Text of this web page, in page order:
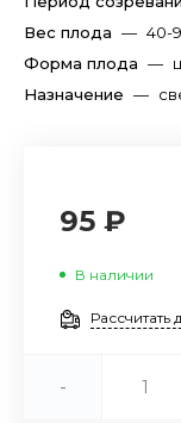
Вес плода — 40-
Форма плода —
Назначение —
95 ₽
В наличии
Рассчитать
-